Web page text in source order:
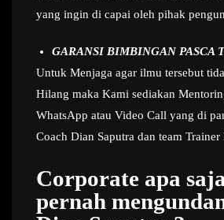
yang ingin di capai oleh pihak
GARANSI BIMBINGAN PASCA
Untuk Menjaga agar ilmu tersebut
Hilang maka Kami sediakan
WhatsApp atau Video Call yang di
Coach Dian Saputra dan team Trainer
Corporate apa
pernah